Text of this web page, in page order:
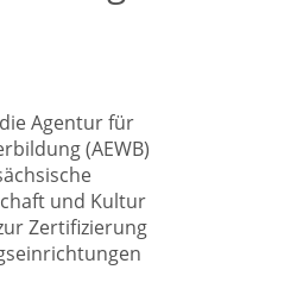
Agentur für
(AEWB)
und Kultur
Zertifizierung